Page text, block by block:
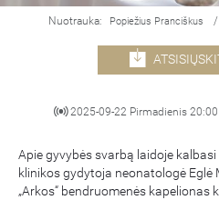
Nuotrauka: Popiežius Pranciškus /
2025-09-22 Pirmadienis 20:00
Apie gyvybės svarbą laidoje
klinikos gydytoja neonatologė Eglė
„Arkos“ bendruomenės kapelionas